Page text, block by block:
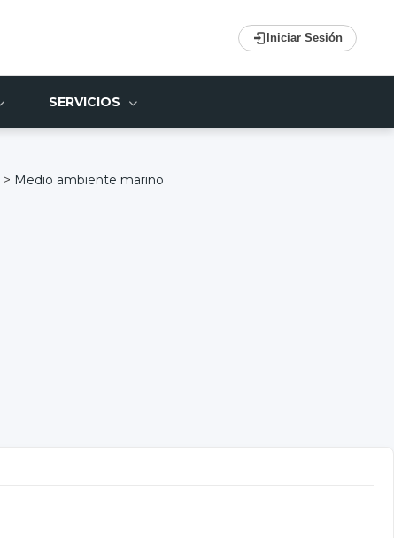
Iniciar Sesión
SERVICIOS
> Medio ambiente marino